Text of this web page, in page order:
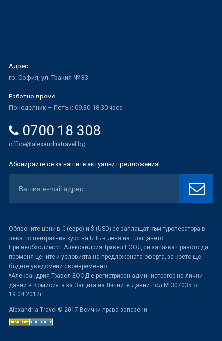
Адрес
гр. София, ул. Тракия № 33
Работно време
Понеделник – Петък: 09.30-18.30 часа
0700 18 308
office@alexandriatravel.bg
Абонирайте се за нашите актуални предложения!
Обявените цени в € (евро) и $ (USD) се заплащат към туроператора в
лева по централния курс на БНБ в деня на плащането.
При необходимост Александрия Травел ЕООД си запазва правото да
променя цените и условията на предложената оферта, за което ще
бъдете уведомени своевременно.
*Александрия Травел ЕООД е регистриран администратор на лични
данни в Комисията за Защита на Личните Данни под № 307035 от
19.04.2012г.
Alexandria Travel © 2017 Всички права запазени